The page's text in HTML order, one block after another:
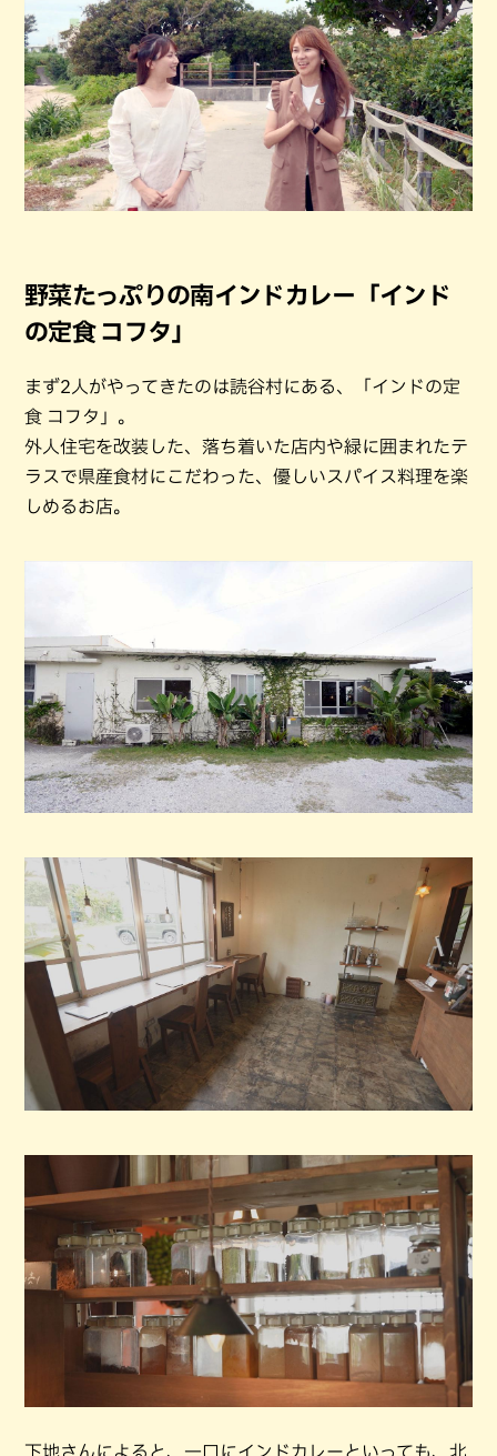
野菜たっぷりの南インドカレー「インド
の定食 コフタ」
まず2人がやってきたのは読谷村にある、「インドの定
食 コフタ」。
外人住宅を改装した、落ち着いた店内や緑に囲まれたテ
ラスで県産食材にこだわった、優しいスパイス料理を楽
しめるお店。
下地さんによると、一口にインドカレーといっても、北